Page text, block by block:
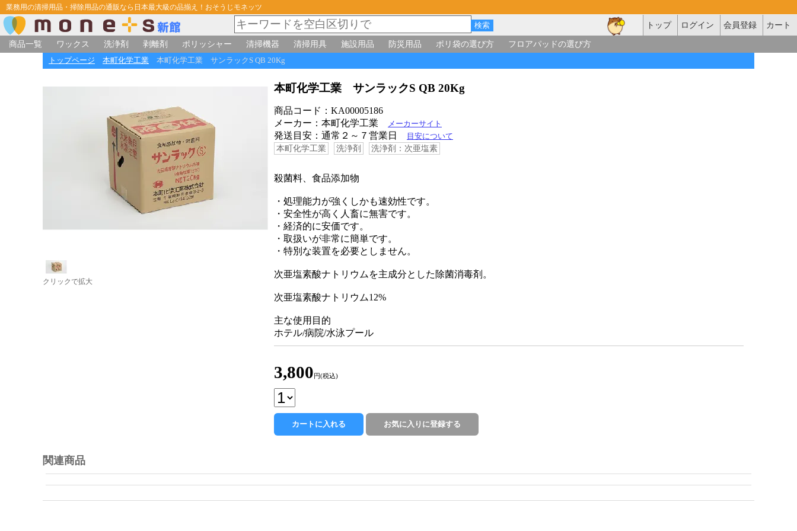
業務用の清掃用品・掃除用品の通販なら日本最大級の品揃え！おそうじモネッツ
トップ ログイン 会員登録
カート
商品一覧
ワックス 洗浄剤 剥離剤 ポリッシャー 清掃機器 清掃用具 施設用品 防災用品 ポリ袋の選び方 フロアパッドの選び方
トップページ 本町化学工業 本町化学工業 サンラックS QB 20Kg
クリックで拡大
本町化学工業 サンラックS QB 20Kg
商品コード：KA00005186
メーカー：本町化学工業
メーカーサイト
発送目安：通常２～７営業日 目安について
本町化学工業 洗浄剤 洗浄剤：次亜塩素
殺菌料、食品添加物
・処理能力が強くしかも速効性です。
・安全性が高く人畜に無害です。
・経済的に安価です。
・取扱いが非常に簡単です。
・特別な装置を必要としません。
次亜塩素酸ナトリウムを主成分とした除菌消毒剤。
次亜塩素酸ナトリウム12%
主な使用目的
ホテル/病院/水泳プール
3,800 円(税込)
関連商品